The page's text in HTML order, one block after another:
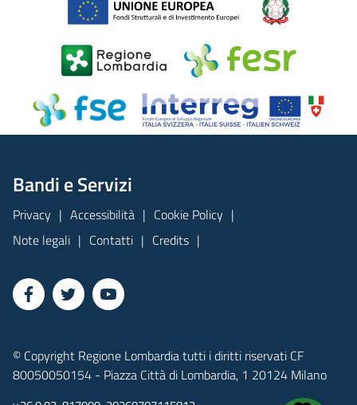
Bandi e Servizi
Privacy Accessibilità
Cookie Policy
Note legali
Contatti Credits
© Copyright Regione Lombardia tutti i diritti riservati CF
80050050154 - Piazza Città di Lombardia, 1 20124 Milano